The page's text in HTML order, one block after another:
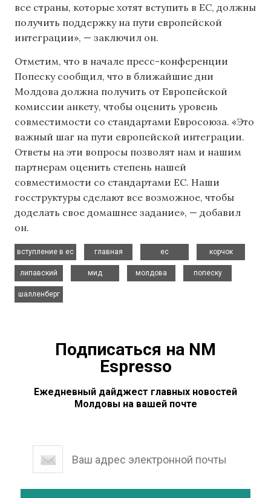
все страны, которые хотят вступить в ЕС, должны
получить поддержку на пути европейской
интеграции», — заключил он.
Отметим, что в начале пресс-конференции
Попеску сообщил, что в ближайшие дни
Молдова должна получить от Европейской
комиссии анкету, чтобы оценить уровень
совместимости со стандартами Евросоюза. «Это
важный шаг на пути европейской интеграции.
Ответы на эти вопросы позволят нам и нашим
партнерам оценить степень нашей
совместимости со стандартами ЕС. Наши
госструктуры сделают все возможное, чтобы
доделать свое домашнее задание», — добавил
он.
вступление в ес
главная
ес
корчок
липавский
мид
молдова
попеску
шалленберг
Подписаться на NM
Espresso
Ежедневный дайджест главных новостей
Молдовы на вашей почте